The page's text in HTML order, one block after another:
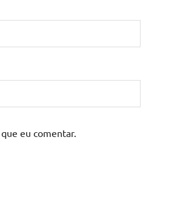
eu comentar.